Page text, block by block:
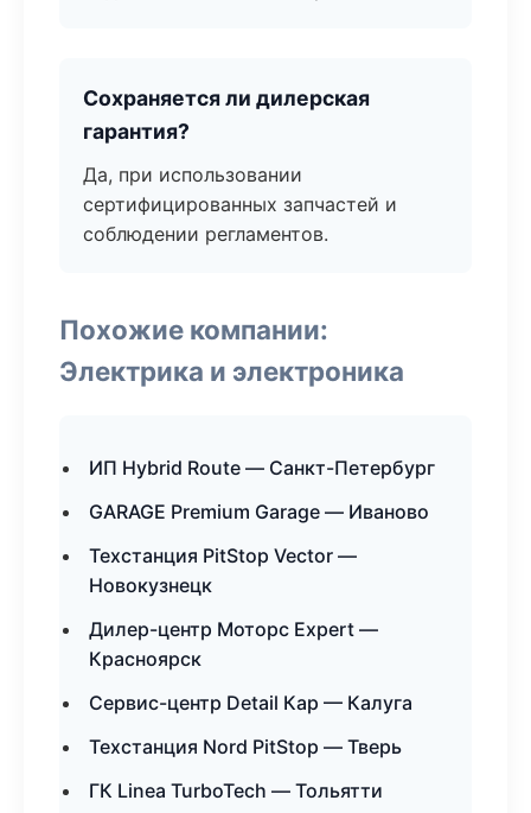
Сохраняется ли дилерская
гарантия?
Да, при использовании
сертифицированных запчастей и
соблюдении регламентов.
Похожие компании:
Электрика и электроника
ИП Hybrid Route — Санкт-Петербург
GARAGE Premium Garage — Иваново
Техстанция PitStop Vector —
Новокузнецк
Дилер-центр Моторс Expert —
Красноярск
Сервис-центр Detail Кар — Калуга
Техстанция Nord PitStop — Тверь
ГК Linea TurboTech — Тольятти